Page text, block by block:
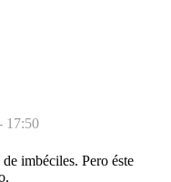
17:50
imbéciles. Pero éste